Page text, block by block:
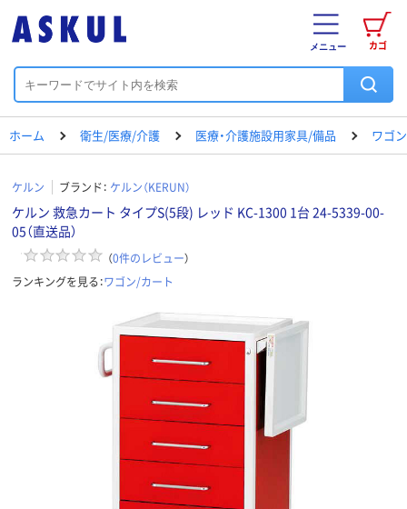
カゴ
メニュー
ホーム 衛生/医療/介護 医療・介護施設用家具/備品 ワゴ
ケルン ブランド： ケルン（KERUN）
ケルン 救急カート タイプS(5段) レッド KC-1300 1台 24-5339-00-
05（直送品）
（0件のレビュー）
ランキングを見る：ワゴン/カート